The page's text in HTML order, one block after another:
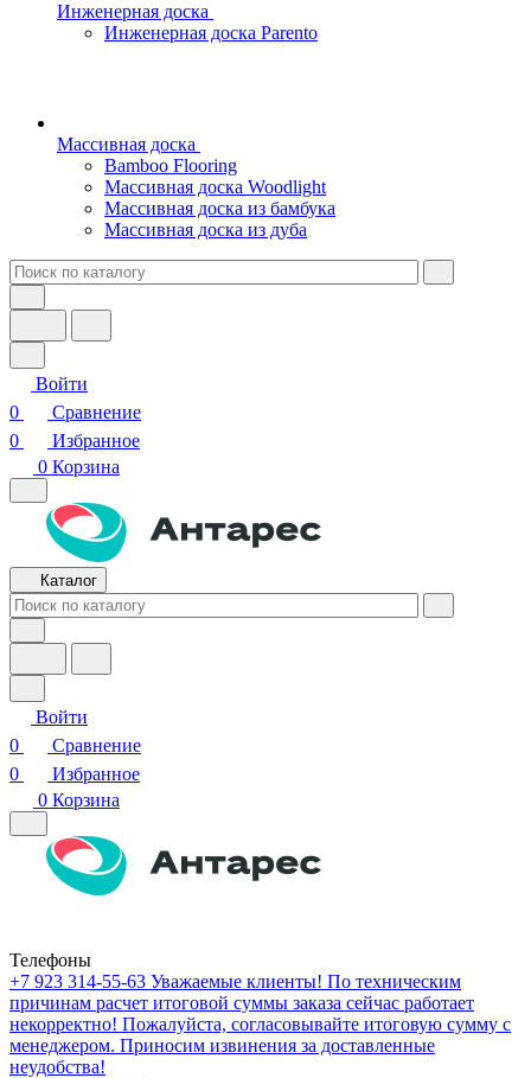
Инженерная доска
Инженерная доска Parento
Массивная доска
Bamboo Flooring
Массивная доска Woodlight
Массивная доска из бамбука
Массивная доска из дуба
Войти
0
Сравнение
0
Избранное
0 Корзина
Каталог
Войти
0
Сравнение
0
Избранное
0 Корзина
Телефоны
+7 923 314-55-63 Уважаемые клиенты! По техническим
причинам расчет итоговой суммы заказа сейчас работает
некорректно! Пожалуйста, согласовывайте итоговую сумму с
менеджером. Приносим извинения за доставленные
неудобства!